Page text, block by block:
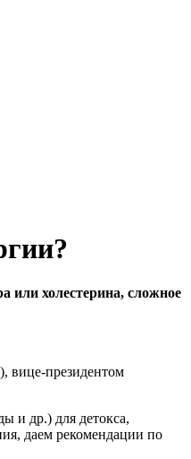
или холестерина, сложное
вице-президентом
и др.) для детокса,
даем рекомендации по